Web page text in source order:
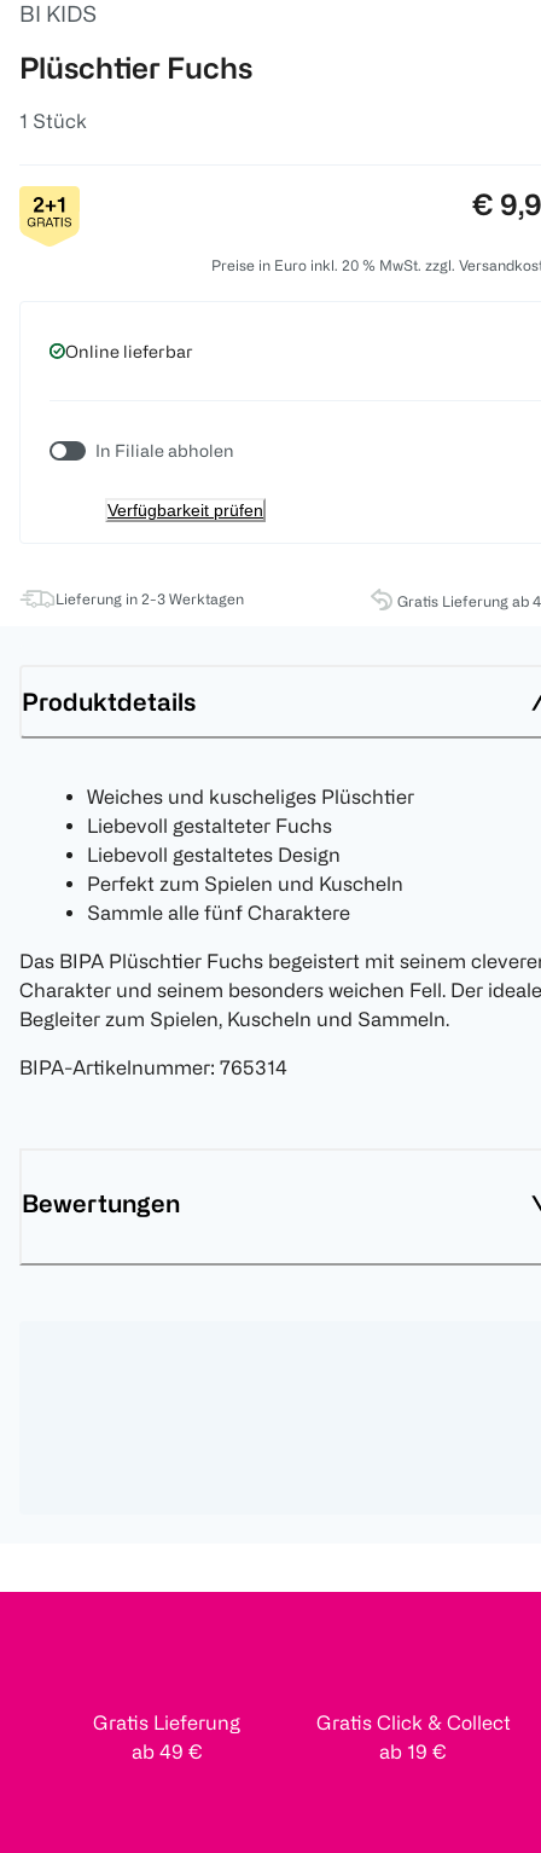
BI KIDS
Plüschtier Fuchs
1 Stück
€
Preise in Euro inkl. 20 % MwSt. zzgl.
Online lieferbar
In Filiale abholen
Verfügbarkeit prüfen
Lieferung in 2-3 Werktagen Gratis Lieferung ab
Produktdetails
Weiches und kuscheliges Plüschtier
Liebevoll gestalteter Fuchs
Liebevoll gestaltetes Design
Perfekt zum Spielen und Kuscheln
Sammle alle fünf Charaktere
Das BIPA Plüschtier Fuchs begeistert mit seinem
Charakter und seinem besonders weichen Fell. Der ideale
Begleiter zum Spielen, Kuscheln und Sammeln.
BIPA-Artikelnummer: 765314
Bewertungen
Gratis Lieferung
ab 49 €
Gratis Click & Collect
ab 19 €